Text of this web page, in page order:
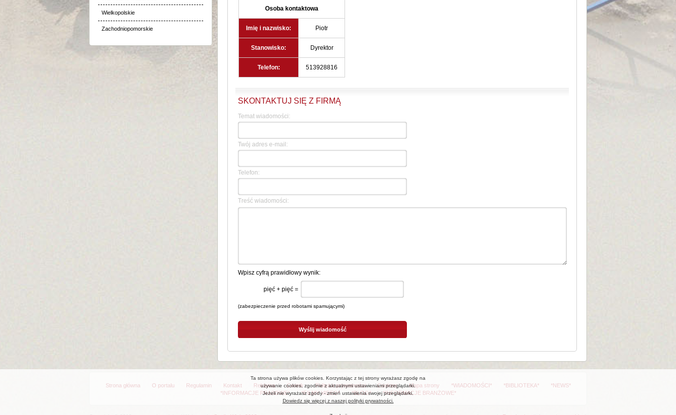
Wielkopolskie
Zachodniopomorskie
Osoba kontaktowa
Imię i nazwisko: Piotr
Stanowisko: Dyrektor
Telefon: 513928816
SKONTAKTUJ SIĘ Z FIRMĄ
Temat wiadomości:
Twój adres e-mail:
Telefon:
Treść wiadomości:
Wpisz cyfrą prawidłowy wynik:
pięć + pięć =
(zabezpieczenie przed robotami spamującymi)
Strona główna O portalu Regulamin Kontakt Reklama Cennik Polityka prywatności Cookies Mapa strony *WIADOMOŚCI* *BIBLIOTEKA*
*NEWS*
*INFORMACJE PRASOWE*
*FILMY VIDEO* *BLOG* *INFORMACJE BRANŻOWE*
Ta strona używa plików cookies. Korzystając z tej strony wyrażasz zgodę na
używanie cookies, zgodnie z aktualnymi ustawieniami przeglądarki.
Jeżeli nie wyrażasz zgody - zmień ustawienia swojej przeglądarki.
Dowiedz się więcej z naszej polityki prywatności.